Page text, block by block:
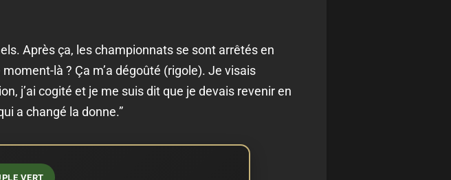
Après ça, les championnats se sont arrêtés en
moment-là ? Ça m’a dégoûté (rigole). Je visais
j’ai cogité et je me suis dit que je devais revenir en
a changé la donne.”
VERT